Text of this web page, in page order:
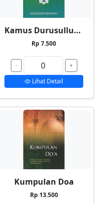
Kamus Durusullughah 1
Rp 7.500
-
+
Lihat Detail
Kumpulan Doa
Rp 13.500